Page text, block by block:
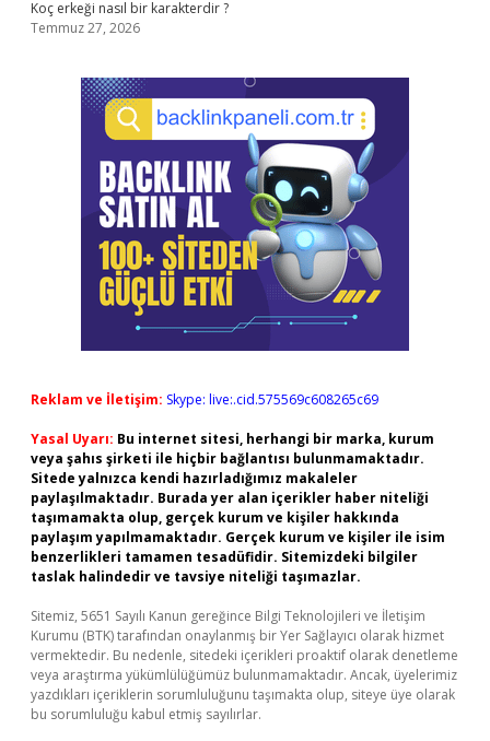
Koç erkeği nasıl bir karakterdir ?
Temmuz 27, 2026
Reklam ve İletişim: Skype: live:.cid.575569c608265c69
Yasal Uyarı: Bu internet sitesi, herhangi bir marka, kurum
veya şahıs şirketi ile hiçbir bağlantısı bulunmamaktadır.
Sitede yalnızca kendi hazırladığımız makaleler
paylaşılmaktadır. Burada yer alan içerikler haber niteliği
taşımamakta olup, gerçek kurum ve kişiler hakkında
paylaşım yapılmamaktadır. Gerçek kurum ve kişiler ile isim
benzerlikleri tamamen tesadüfidir. Sitemizdeki bilgiler
taslak halindedir ve tavsiye niteliği taşımazlar.
Sitemiz, 5651 Sayılı Kanun gereğince Bilgi Teknolojileri ve İletişim
Kurumu (BTK) tarafından onaylanmış bir Yer Sağlayıcı olarak hizmet
vermektedir. Bu nedenle, sitedeki içerikleri proaktif olarak denetleme
veya araştırma yükümlülüğümüz bulunmamaktadır. Ancak, üyelerimiz
yazdıkları içeriklerin sorumluluğunu taşımakta olup, siteye üye olarak
bu sorumluluğu kabul etmiş sayılırlar.